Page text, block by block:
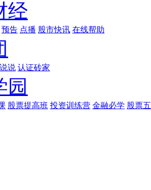
经
预告 点播 股市快讯 在线帮助
说 认证砖家
园
股票提高班 投资训练营 金融必学 股票